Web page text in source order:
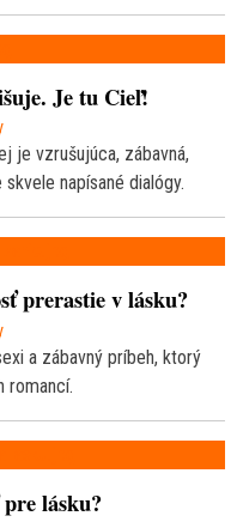
Je tu Cieľ!
je vzrušujúca, zábavná,
napísané dialógy.
prerastie v lásku?
a zábavný príbeh, ktorý
romancí.
lásku?